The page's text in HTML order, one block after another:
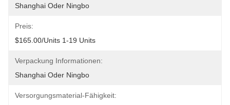
Shanghai Oder Ningbo
Preis:
$165.00/units 1-19 Units
Verpackung Informationen:
Shanghai Oder Ningbo
Versorgungsmaterial-Fähigkeit: